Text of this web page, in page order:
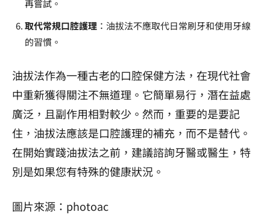
再嘗試。
取代常規口腔護理 ：油拔法不應取代日常刷牙和使用牙線
的習慣。
油拔法作為一種古老的口腔保健方法，在現代社會
中重新獲得關注不無道理。它簡單易行，潛在益處
廣泛，且副作用相對較少。然而，重要的是要記
住，油拔法應該是口腔護理的補充，而不是替代。
在開始實踐油拔法之前，建議諮詢牙醫或醫生，特
別是如果您有特殊的健康狀況。
圖片來源：photoac